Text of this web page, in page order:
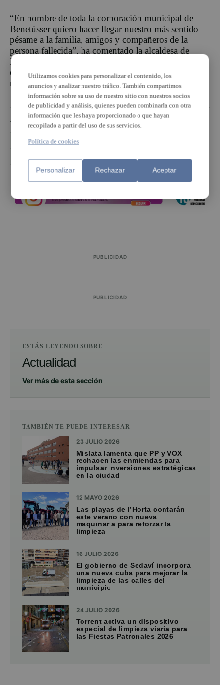
“En nombre de toda la corporación municipal de
Benetússer quiero hacer llegar nuestro más sentido
pésame a la familia, amigos y compañeros de la
persona fallecida”, ha comentado la alcaldesa de
Benetússer Eva Sanz que se ha desplazado al lugar
del accidente en el momento ha sido informada de la
noticia.
TEMAS
accidente Ayuntamiento Benetússer
PUBLICIDAD
PUBLICIDAD
PUBLICIDAD
ESTÁS LEYENDO SOBRE
Actualidad
Ver más de esta sección
TAMBIÉN TE PUEDE INTERESAR
23 JULIO 2026
Mislata lamenta que PP y VOX
rechacen las enmiendas para
impulsar inversiones estratégicas
en la ciudad
12 MAYO 2026
Las playas de l’Horta contarán
este verano con nueva
maquinaria para reforzar la
limpieza
16 JULIO 2026
El gobierno de Sedaví incorpora
una nueva cuba para mejorar la
limpieza de las calles del
municipio
24 JULIO 2026
Torrent activa un dispositivo
especial de limpieza viaria para
las Fiestas Patronales 2026
Utilizamos cookies para personalizar el contenido, los
anuncios y analizar nuestro tráfico. También compartimos
información sobre su uso de nuestro sitio con nuestros socios
de publicidad y análisis, quienes pueden combinarla con otra
información que les haya proporcionado o que hayan
recopilado a partir del uso de sus servicios.
Política de cookies
Personalizar Rechazar Aceptar